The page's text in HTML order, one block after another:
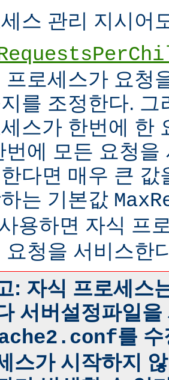
스 관리 지시어
프로세스가 요청
를 조정한다. 그
스가 한번에 한
번에 모든 요청
다면 매우 큰 값
는 기본값
용하면 자식 프
요청을 서비스한
: 자식 프로세스
서버설정파일
를
스가 시작하지